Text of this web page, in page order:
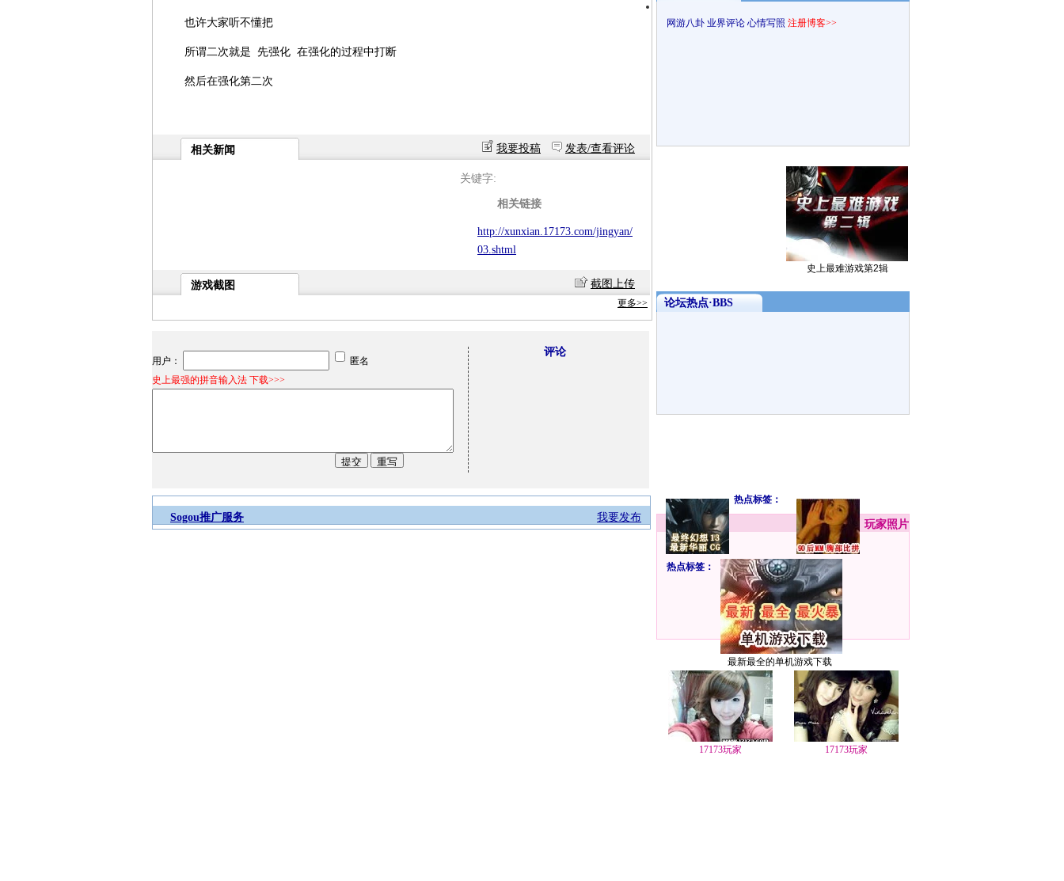
也许大家听不懂把
所谓二次就是 先强化 在强化的过程中打断
然后在强化第二次
相关新闻 我要投稿 发表/查看评论
关键字:
相关链接
http://xunxian.17173.com/jingyan/
03.shtml
游戏截图 截图上传
更多>>
用户：
匿名
史上最强的拼音输入法 下载>>>
评论
我要发布
Sogou推广服务
热点标签：
热点标签：
网游八卦 业界评论 心情写照 注册博客>>
最新最全的单机游戏下载
史上最难游戏第2辑
论坛热点·BBS
玩家照片
17173玩家 17173玩家